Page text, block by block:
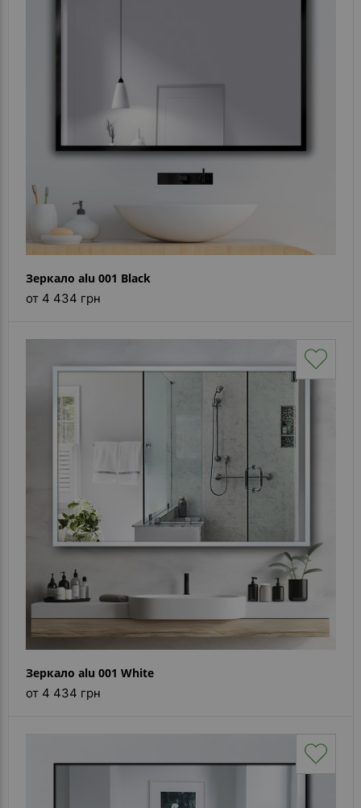
Зеркало alu 001 Black
от 4 434 грн
Зеркало alu 001 White
от 4 434 грн